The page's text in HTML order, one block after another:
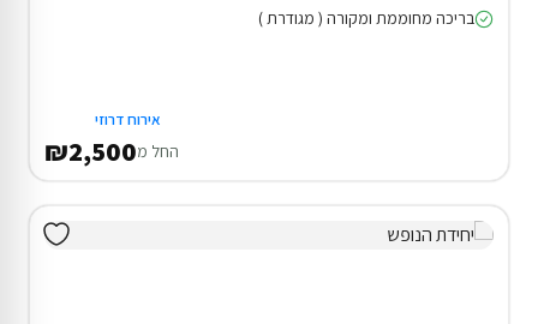
בריכה מחוממת ומקורה ( מגודרת )
אירוח דרוזי
החל מ₪2,500